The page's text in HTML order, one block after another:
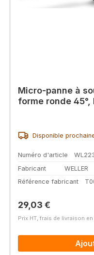
Micro-panne à
forme ronde 45°,
Disponible
Numéro d'article
Fabricant
WELLER
Référence fabricant
Prix régulier :
29,03 €
Prix HT, frais de livraison